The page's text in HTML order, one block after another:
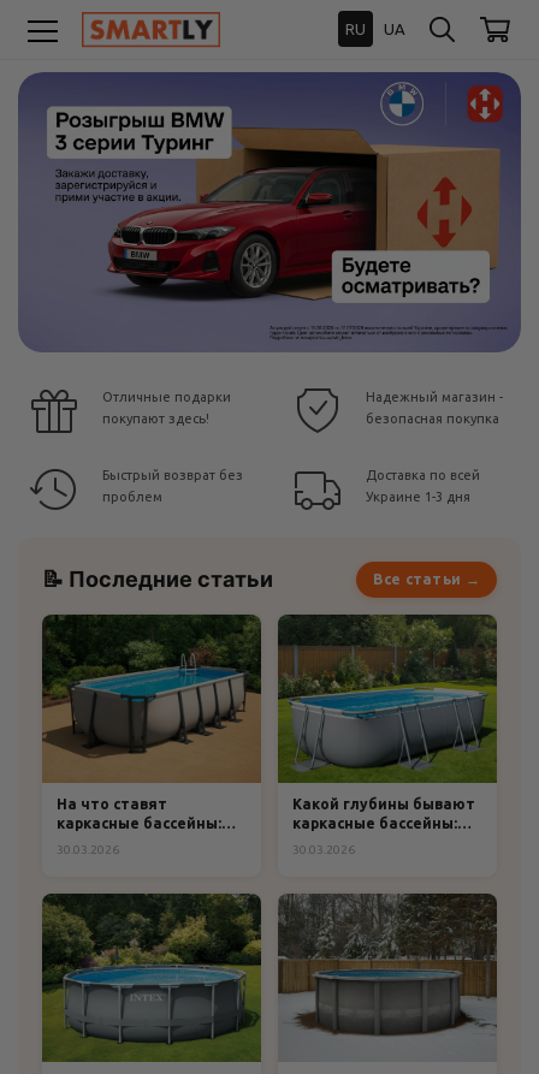
RU UA
Отличные подарки
покупают здесь!
Надежный магазин -
безопасная покупка
Быстрый возврат без
проблем
Доставка по всей
Украине 1-3 дня
📝 Последние статьи Все статьи →
На что ставят
каркасные бассейны:
практическое
основания
30.03.2026
Какой глубины бывают
каркасные бассейны:
полный гид по выбору
30.03.2026